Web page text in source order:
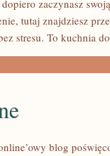
zaczynasz
tutaj znajdziesz
stresu. To kuchnia
blog